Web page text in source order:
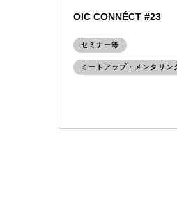
OIC CONNÉCT #23
セミナー等
ミートアップ・メンタリン